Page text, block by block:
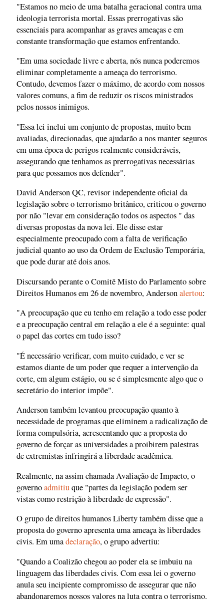
"Estamos no meio de uma batalha geracional contra uma
ideologia terrorista mortal. Essas prerrogativas são
essenciais para acompanhar as graves ameaças e em
constante transformação que estamos enfrentando.
"Em uma sociedade livre e aberta, nós nunca poderemos
eliminar completamente a ameaça do terrorismo.
Contudo, devemos fazer o máximo, de acordo com nossos
valores comuns, a fim de reduzir os riscos ministrados
pelos nossos inimigos.
"Essa lei inclui um conjunto de propostas, muito bem
avaliadas, direcionadas, que ajudarão a nos manter seguros
em uma época de perigos realmente consideráveis,
assegurando que tenhamos as prerrogativas necessárias
para que possamos nos defender".
David Anderson QC, revisor independente oficial da
legislação sobre o terrorismo britânico, criticou o governo
por não "levar em consideração todos os aspectos " das
diversas propostas da nova lei. Ele disse estar
especialmente preocupado com a falta de verificação
judicial quanto ao uso da Ordem de Exclusão Temporária,
que pode durar até dois anos.
Discursando perante o Comitê Misto do Parlamento sobre
Direitos Humanos em 26 de novembro, Andersonalertou:
"A preocupação que eu tenho em relação a todo esse poder
e a preocupação central em relação a ele é a seguinte: qual
o papel das cortes em tudo isso?
"É necessário verificar, com muito cuidado, e ver se
estamos diante de um poder que requer a intervenção da
corte, em algum estágio, ou se é simplesmente algo que o
secretário do interior impõe".
Anderson também levantou preocupação quanto à
necessidade de programas que eliminem a radicalização de
forma compulsória, acrescentando que a proposta do
governo de forçar as universidades a proibirem palestras
de extremistas infringirá a liberdade acadêmica.
Realmente, na assim chamada Avaliação de Impacto, o
governoadmitiuque "partes da legislação podem ser
vistas como restrição à liberdade de expressão".
O grupo de direitos humanos Liberty também disse que a
proposta do governo apresenta uma ameaça às liberdades
civis. Em umadeclaração, o grupo advertiu:
"Quando a Coalizão chegou ao poder ela se imbuiu na
linguagem das liberdades civis. Com essa lei o governo
anula seu incipiente compromisso de assegurar que não
abandonaremos nossos valores na luta contra o terrorismo.